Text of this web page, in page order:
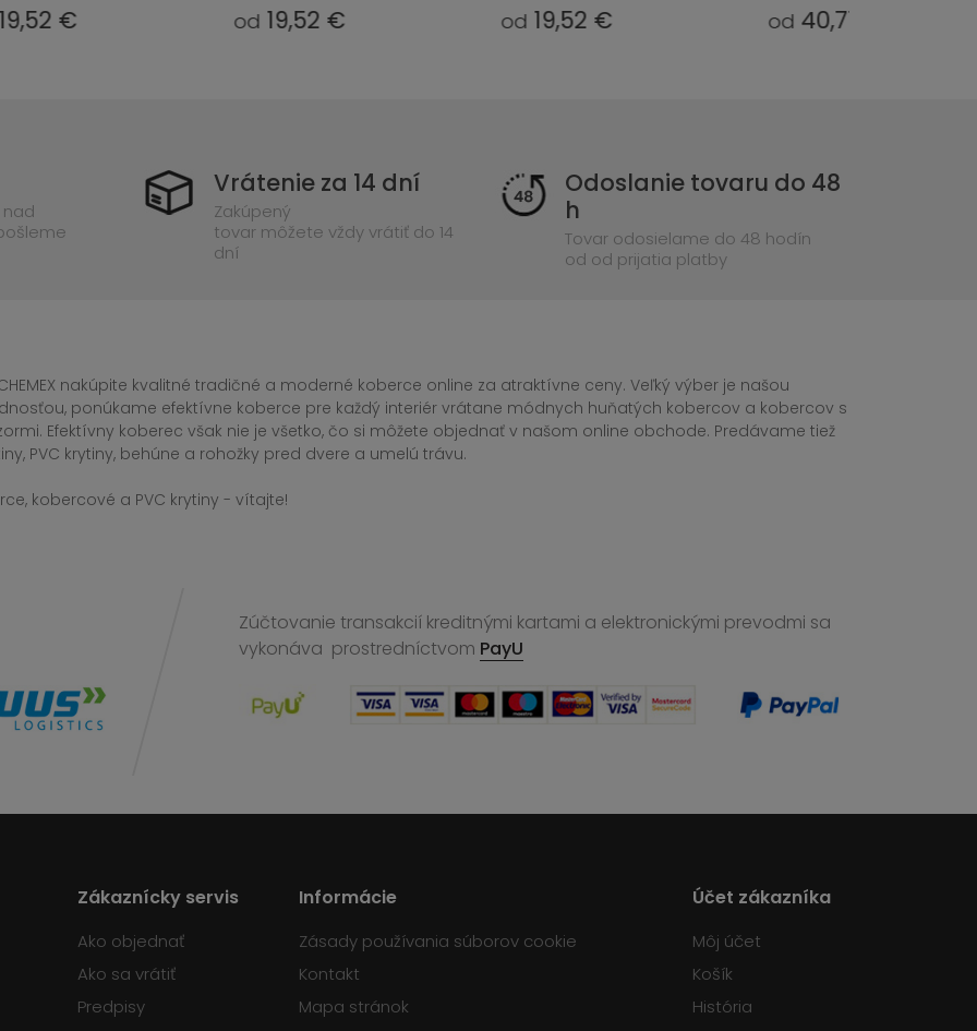
19,52 € od 19,52 € od 19,52 € od 40,71 €
Vrátenie za 14 dní
Zakúpený
tovar môžete vždy vrátiť do 14
dní
Odoslanie tovaru do 48
h
Tovar odosielame do 48 hodín
od od prijatia platby
nakúpite kvalitné tradičné a moderné koberce online za atraktívne ceny. Veľký výber je našou
ponúkame efektívne koberce pre každý interiér vrátane módnych huňatých kobercov a kobercov s
Efektívny koberec však nie je všetko, čo si môžete objednať v našom online obchode. Predávame tiež
PVC krytiny, behúne a rohožky pred dvere a umelú trávu.
kobercové a PVC krytiny - vítajte!
Zúčtovanie transakcií kreditnými kartami a elektronickými prevodmi sa
vykonáva prostredníctvom PayU
Zákaznícky servis
Ako objednať
Ako sa vrátiť
Predpisy
Informácie
Zásady používania súborov cookie
Kontakt
Mapa stránok
Účet zákazníka
Môj účet
Košík
História